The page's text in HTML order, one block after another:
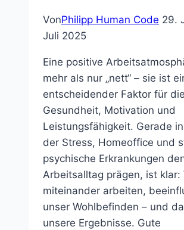
VonPhilipp Human Code 29.
Juli 2025
Eine positive
mehr als nur „nett“ – sie ist
entscheidender Faktor für
Gesundheit, Motivation und
Leistungsfähigkeit. Gerade
der Stress, Homeoffice und
psychische Erkrankungen
Arbeitsalltag prägen, ist klar:
miteinander arbeiten,
unser Wohlbefinden – und
unsere Ergebnisse. Gute